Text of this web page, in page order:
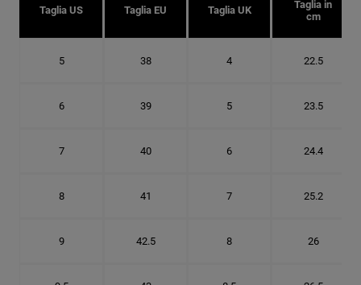
Taglia US Taglia EU Taglia UK
Taglia in
cm
5 38 4 22.5
6 39 5 23.5
7 40 6 24.4
8 41 7 25.2
9 42.5 8 26